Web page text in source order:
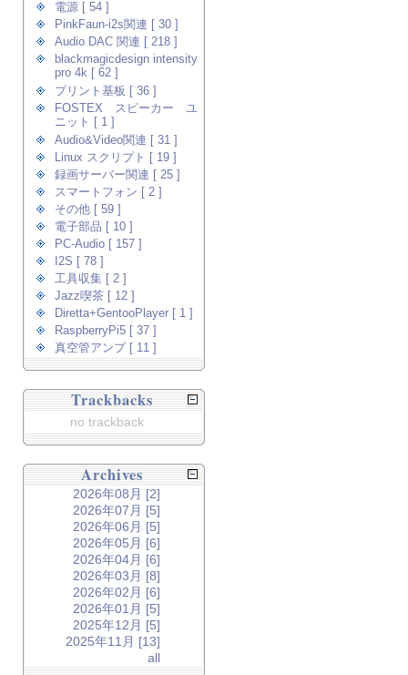
電源 [ 54 ]
PinkFaun-i2s関連 [ 30 ]
Audio DAC 関連 [ 218 ]
blackmagicdesign intensity
pro 4k [ 62 ]
プリント基板 [ 36 ]
FOSTEX スピーカー ユ
ニット [ 1 ]
Audio&Video関連 [ 31 ]
Linux スクリプト [ 19 ]
録画サーバー関連 [ 25 ]
スマートフォン [ 2 ]
その他 [ 59 ]
電子部品 [ 10 ]
PC-Audio [ 157 ]
I2S [ 78 ]
工具収集 [ 2 ]
Jazz喫茶 [ 12 ]
Diretta+GentooPlayer [ 1 ]
RaspberryPi5 [ 37 ]
真空管アンプ [ 11 ]
Trackbacks
no trackback
Archives
2026年08月 [2]
2026年07月 [5]
2026年06月 [5]
2026年05月 [6]
2026年04月 [6]
2026年03月 [8]
2026年02月 [6]
2026年01月 [5]
2025年12月 [5]
2025年11月 [13]
all